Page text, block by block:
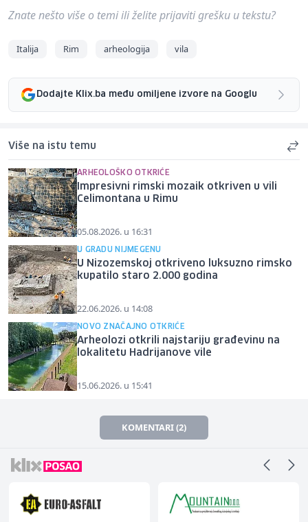
Znate nešto više o temi ili želite prijaviti grešku u tekstu?
Italija Rim arheologija vila
Dodajte Klix.ba među omiljene izvore na Googlu
Više na istu temu
ARHEOLOŠKO OTKRIĆE
Impresivni rimski mozaik otkriven u vili
Celimontana u Rimu
05.08.2026. u 16:31
U GRADU NIJMEGENU
U Nizozemskoj otkriveno luksuzno rimsko
kupatilo staro 2.000 godina
22.06.2026. u 14:08
NOVO ZNAČAJNO OTKRIĆE
Arheolozi otkrili najstariju građevinu na
lokalitetu Hadrijanove vile
15.06.2026. u 15:41
KOMENTARI (2)